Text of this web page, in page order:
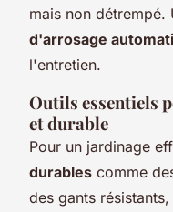
mais non détrempé.
d'arrosage
l'entretien.
Outils essentiels
et durable
Pour un jardinage
durables comme
des gants